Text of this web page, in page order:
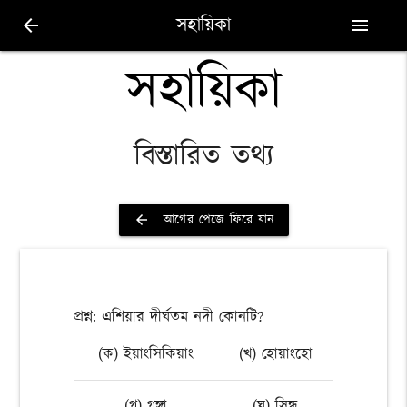
arrow_back সহায়িকা menu
সহায়িকা
বিস্তারিত তথ্য
arrow_back আগের পেজে ফিরে যান
প্রশ্ন: এশিয়ার দীর্ঘতম নদী কোনটি?
(ক) ইয়াংসিকিয়াং
(খ) হোয়াংহো